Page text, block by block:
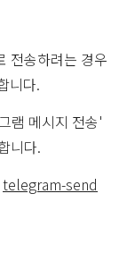
전송하려는 경우
니다.
램 메시지 전송'
니다.
telegram-send